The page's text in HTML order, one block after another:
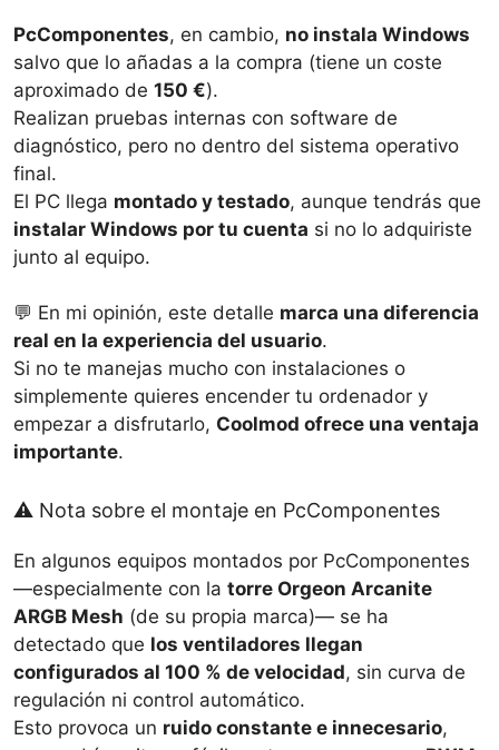
PcComponentes, en cambio, no instala Windows
salvo que lo añadas a la compra (tiene un coste
aproximado de 150 €).
Realizan pruebas internas con software de
diagnóstico, pero no dentro del sistema operativo
final.
El PC llega montado y testado, aunque tendrás que
instalar Windows por tu cuenta si no lo adquiriste
junto al equipo.
💬 En mi opinión, este detalle marca una diferencia
real en la experiencia del usuario.
Si no te manejas mucho con instalaciones o
simplemente quieres encender tu ordenador y
empezar a disfrutarlo, Coolmod ofrece una ventaja
importante.
⚠️ Nota sobre el montaje en PcComponentes
En algunos equipos montados por PcComponentes
—especialmente con la torre Orgeon Arcanite
ARGB Mesh (de su propia marca)— se ha
detectado que los ventiladores llegan
configurados al 100 % de velocidad, sin curva de
regulación ni control automático.
Esto provoca un ruido constante e innecesario,